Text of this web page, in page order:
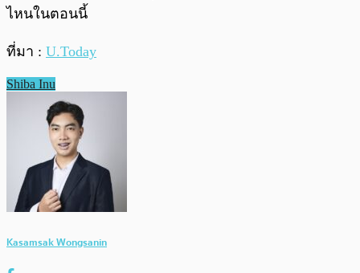
ไหนในตอนนี้
ที่มา : U.Today
Shiba Inu
Kasamsak Wongsanin